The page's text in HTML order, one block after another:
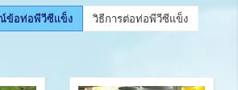
ข้อท่อพีวีซีแข็ง
วิธีการต่อท่อพีวีซีแข็ง